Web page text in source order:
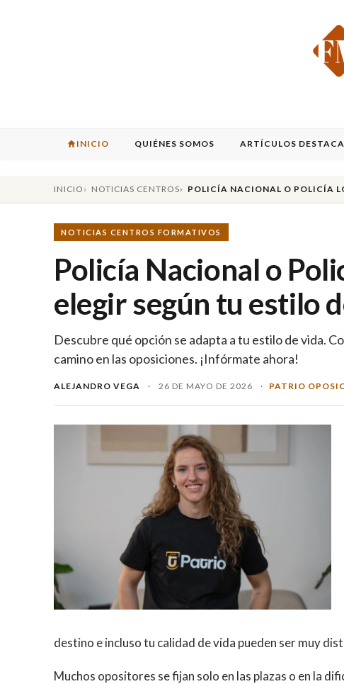
INICIO QUIÉNES SOMOS ARTÍCULOS
INICIO NOTICIAS CENTROS POLICÍA NACIONAL O POLICÍA
NOTICIAS CENTROS FORMATIVOS
Policía Nacional o
elegir según tu estilo
Descubre qué opción se adapta a tu estilo de vida.
camino en las oposiciones. ¡Infórmate ahora!
ALEJANDRO VEGA · 26 DE MAYO DE 2026 · PATRIO
destino e incluso tu calidad de vida pueden ser muy
Muchos opositores se fijan solo en las plazas o en la